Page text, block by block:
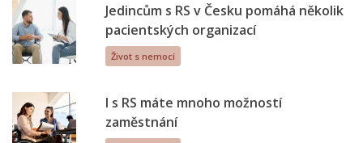
Jedincům s RS v Česku pomáhá několik
pacientských organizací
Život s nemocí
I s RS máte mnoho možností
zaměstnání